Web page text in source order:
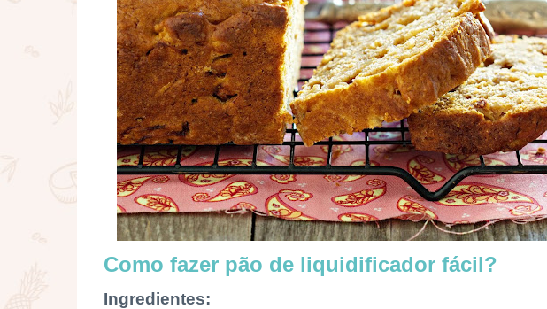
Como fazer pão de liquidificador fácil?
Ingredientes: